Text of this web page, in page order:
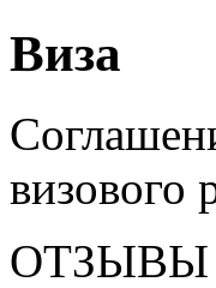
Виза
визового
ОТЗЫВЫ